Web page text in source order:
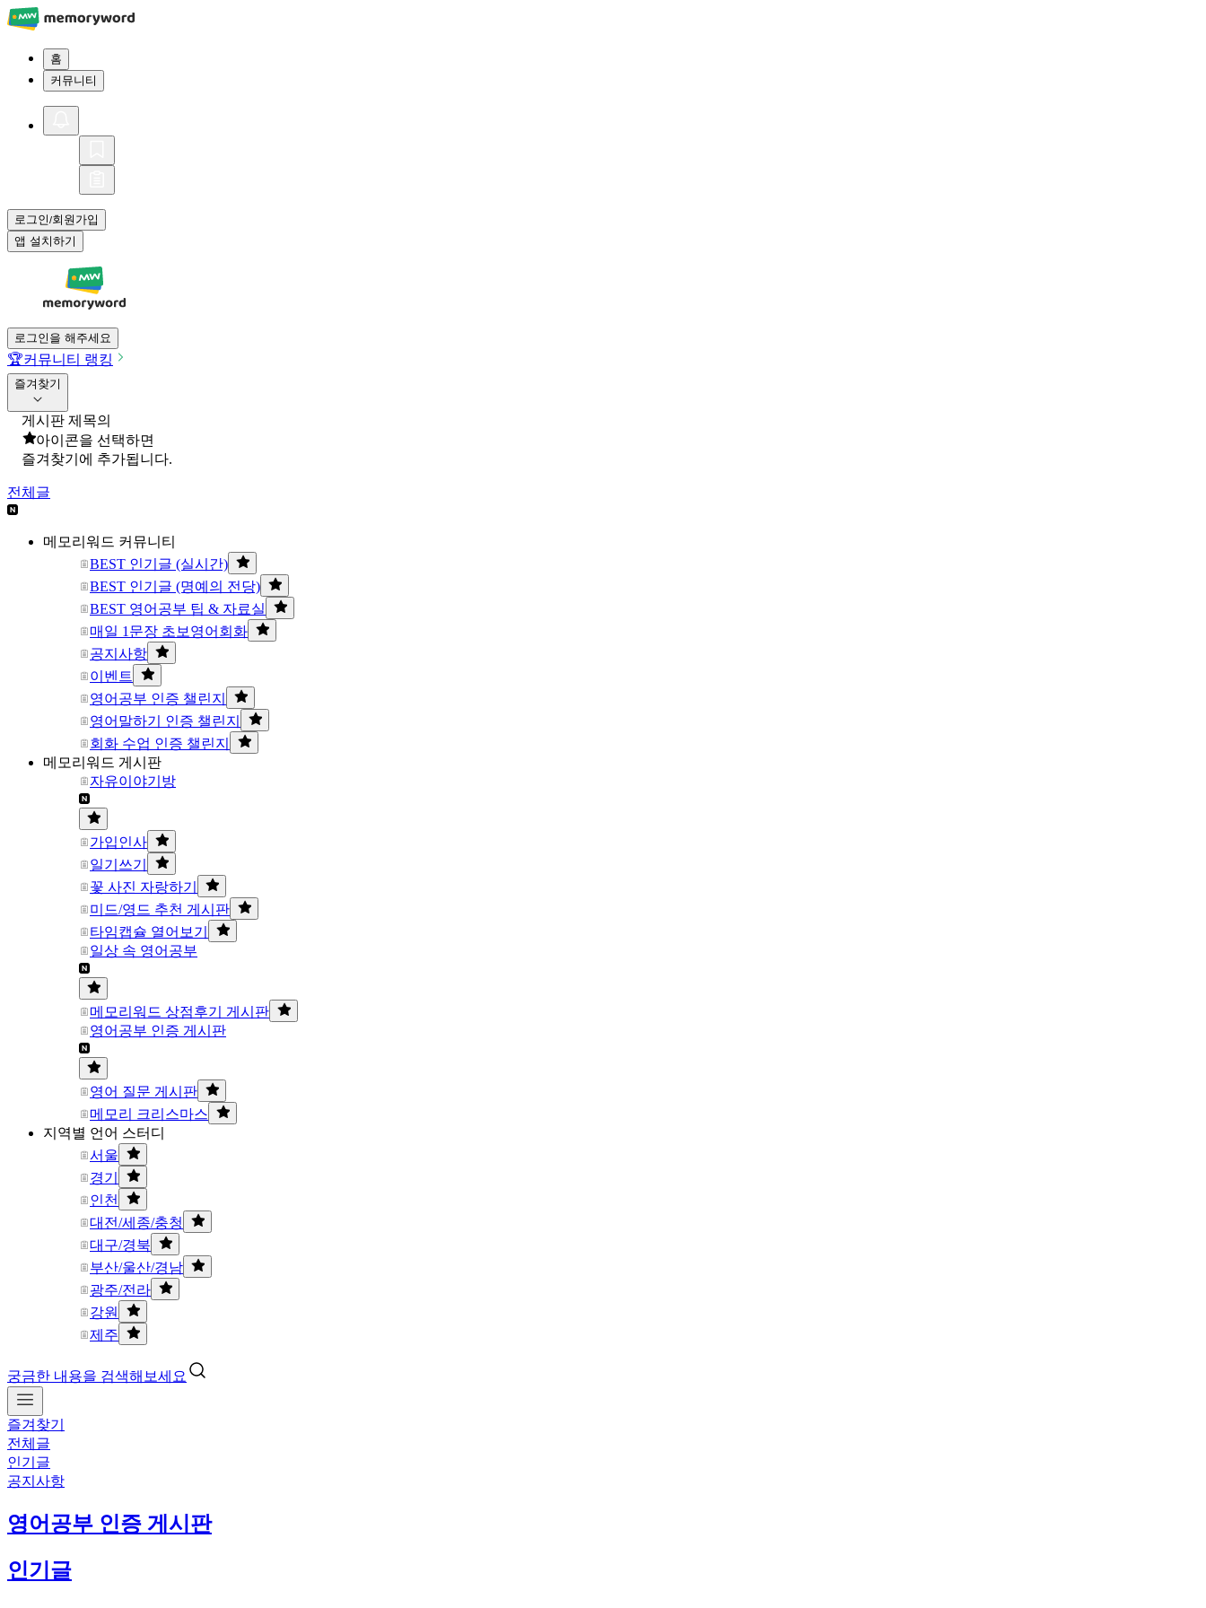
홈
커뮤니티
로그인/회원가입
앱 설치하기
로그인을 해주세요
🏆커뮤니티 랭킹
즐겨찾기
게시판 제목의
아이콘을 선택하면
즐겨찾기에 추가됩니다.
전체글
메모리워드 커뮤니티
BEST 인기글 (실시간)
BEST 인기글 (명예의 전당)
BEST 영어공부 팁 & 자료실
매일 1문장 초보영어회화
공지사항
이벤트
영어공부 인증 챌린지
영어말하기 인증 챌린지
회화 수업 인증 챌린지
메모리워드 게시판
자유이야기방
가입인사
일기쓰기
꽃 사진 자랑하기
미드/영드 추천 게시판
타임캡슐 열어보기
일상 속 영어공부
메모리워드 상점후기 게시판
영어공부 인증 게시판
영어 질문 게시판
메모리 크리스마스
지역별 언어 스터디
서울
경기
인천
대전/세종/충청
대구/경북
부산/울산/경남
광주/전라
강원
제주
궁금한 내용을 검색해보세요
즐겨찾기
전체글
인기글
공지사항
영어공부 인증 게시판
인기글